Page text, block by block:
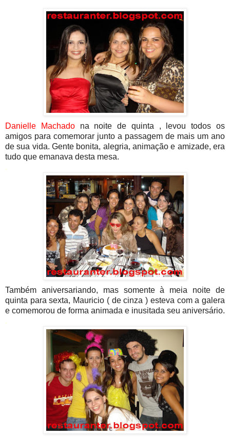
Danielle Machadona noite de quinta , levou todos os
amigos para comemorar junto a passagem de mais um ano
de sua vida. Gente bonita, alegria, animação e amizade, era
tudo que emanava desta mesa.
.
Também aniversariando, mas somente à meia noite de
quinta para sexta, Mauricio ( de cinza ) esteva com a galera
e comemorou de forma animada e inusitada seu aniversário.
.